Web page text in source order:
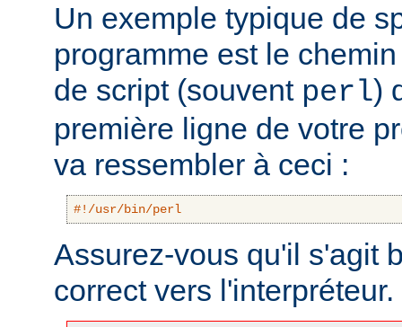
Un exemple typique de
programme est le
de script (souvent perl)
première ligne de votre
va ressembler à ceci :
#!/usr/bin/perl
Assurez-vous qu'il s'agit
correct vers l'interpréteur.